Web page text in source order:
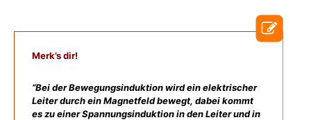
Merk’s dir!
“Bei der Bewegungsinduktion wird ein elektrischer
Leiter durch ein Magnetfeld bewegt, dabei kommt
es zu einer Spannungsinduktion in den Leiter und in